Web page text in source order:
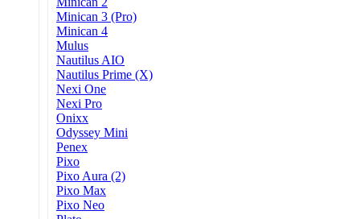
Minican 3 (Pro)
Minican 4
Mulus
Nautilus AIO
Nautilus Prime (X)
Nexi One
Nexi Pro
Onixx
Odyssey Mini
Penex
Pixo
Pixo Aura (2)
Pixo Max
Pixo Neo